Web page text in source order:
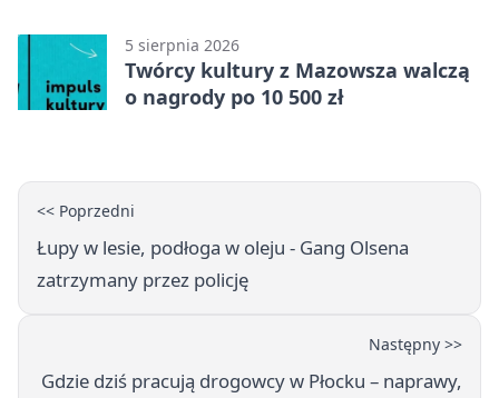
5 sierpnia 2026
Twórcy kultury z Mazowsza walczą
o nagrody po 10 500 zł
<< Poprzedni
Łupy w lesie, podłoga w oleju - Gang Olsena
zatrzymany przez policję
Następny >>
Gdzie dziś pracują drogowcy w Płocku – naprawy,